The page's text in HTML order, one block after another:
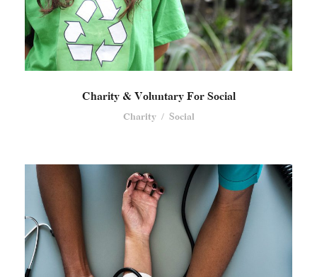
Charity & Voluntary For Social
Charity / Social